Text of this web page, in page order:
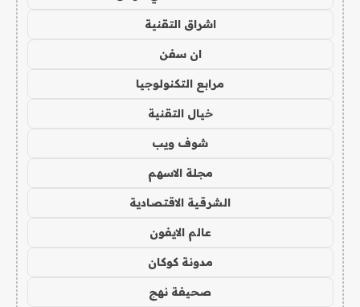
اشراق التقنية
ان سفن
مرابع التكنولوجيا
خيال التقنية
شوف ويب
مجلة الاسهم
الشرقية الاقتصادية
عالم الايفون
مدونة كوكان
صحيفة نهج